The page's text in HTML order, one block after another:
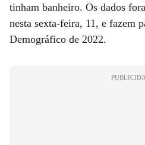
tinham banheiro. Os dados
nesta sexta-feira, 11, e fazem
Demográfico de 2022.